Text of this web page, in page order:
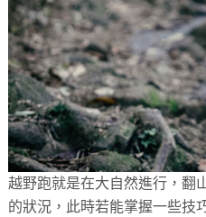
越野跑就是在大自然進行，翻
的狀況，此時若能掌握一些技